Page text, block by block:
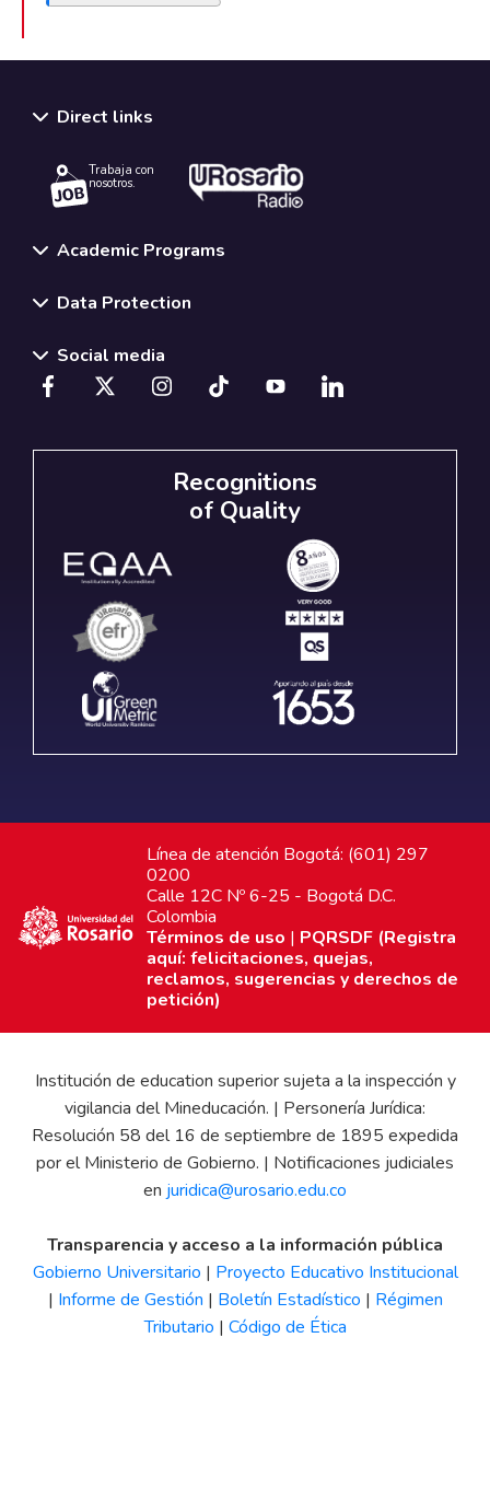
Direct links
Trabaja con
nosotros.
Academic Programs
Data Protection
Social media
Recognitions
of Quality
Línea de atención Bogotá: (601) 297
0200
Calle 12C Nº 6-25 - Bogotá D.C.
Colombia
Términos de uso | PQRSDF (Registra
aquí: felicitaciones, quejas,
reclamos, sugerencias y derechos de
petición)
Institución de education superior sujeta a la inspección y
vigilancia del Mineducación. | Personería Jurídica:
Resolución 58 del 16 de septiembre de 1895 expedida
por el Ministerio de Gobierno. | Notificaciones judiciales
en juridica@urosario.edu.co
Transparencia y acceso a la información pública
Gobierno Universitario | Proyecto Educativo Institucional
| Informe de Gestión | Boletín Estadístico | Régimen
Tributario | Código de Ética